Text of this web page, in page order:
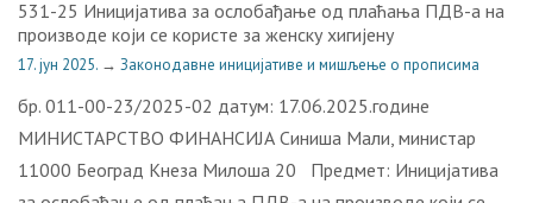
531-25 Иницијатива за ослобађање од плаћања ПДВ-а на
производе који се користе за женску хигијену
17. јун 2025. → Законодавне иницијативе и мишљење о прописима
бр. 011-00-23/2025-02 датум: 17.06.2025.године
МИНИСТАРСТВО ФИНАНСИЈА Синиша Мали, министар
11000 Београд Кнеза Милоша 20 Предмет: Иницијатива